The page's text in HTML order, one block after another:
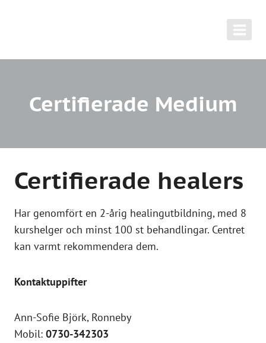
Certifierade Medium
Certifierade healers
Har genomfört en 2-årig healingutbildning, med 8
kurshelger och minst 100 st behandlingar. Centret
kan varmt rekommendera dem.
Kontaktuppifter
Ann-Sofie Björk, Ronneby
Mobil: 0730-342303